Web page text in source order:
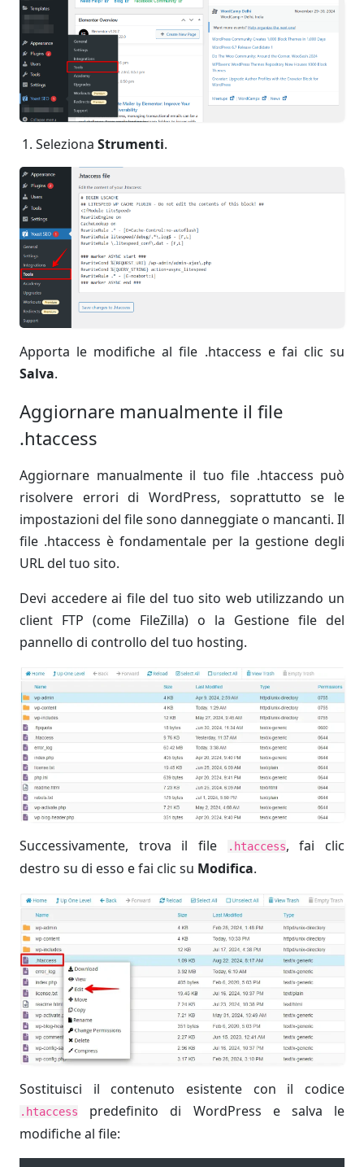
Seleziona Strumenti.
Apporta le modifiche al file .htaccess e fai clic su
Salva.
Aggiornare manualmente il file
.htaccess
Aggiornare manualmente il tuo file .htaccess può
risolvere errori di WordPress, soprattutto se le
impostazioni del file sono danneggiate o mancanti. Il
file .htaccess è fondamentale per la gestione degli
URL del tuo sito.
Devi accedere ai file del tuo sito web utilizzando un
client FTP (come FileZilla) o la Gestione file del
pannello di controllo del tuo hosting.
Successivamente, trova il file .htaccess, fai clic
destro su di esso e fai clic su Modifica.
Sostituisci il contenuto esistente con il codice
.htaccess
predefinito di WordPress e salva le
modifiche al file: